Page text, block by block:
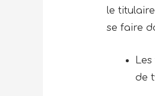
le
se faire
de